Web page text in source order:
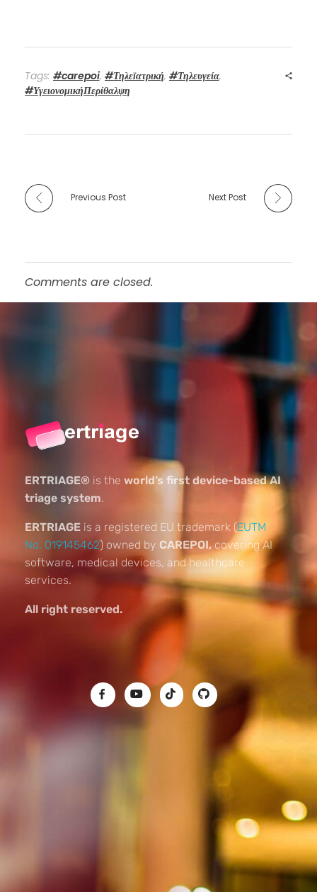
Tags: #carepoi, #Τηλεϊατρική, #Τηλευγεία,
#ΥγειονομικήΠερίθαλψη
Previous Post Next Post
Comments are closed.
ERTRIAGE® is the world’s first device-based AI
triage system.
ERTRIAGE is a registered EU trademark (EUTM
No. 019145462) owned by CAREPOI,covering AI
software, medical devices, and healthcare
services.
All right reserved.